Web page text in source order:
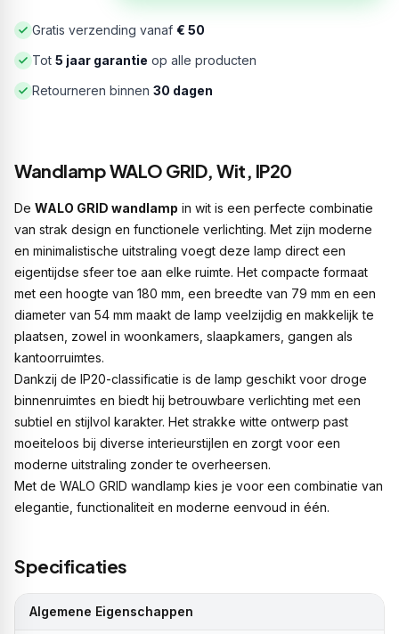
Gratis verzending vanaf € 50
Tot 5 jaar garantie op alle producten
Retourneren binnen 30 dagen
Wandlamp WALO GRID, Wit, IP20
De WALO GRID wandlamp in wit is een perfecte combinatie
van strak design en functionele verlichting. Met zijn moderne
en minimalistische uitstraling voegt deze lamp direct een
eigentijdse sfeer toe aan elke ruimte. Het compacte formaat
met een hoogte van 180 mm, een breedte van 79 mm en een
diameter van 54 mm maakt de lamp veelzijdig en makkelijk te
plaatsen, zowel in woonkamers, slaapkamers, gangen als
kantoorruimtes.
Dankzij de IP20-classificatie is de lamp geschikt voor droge
binnenruimtes en biedt hij betrouwbare verlichting met een
subtiel en stijlvol karakter. Het strakke witte ontwerp past
moeiteloos bij diverse interieurstijlen en zorgt voor een
moderne uitstraling zonder te overheersen.
Met de WALO GRID wandlamp kies je voor een combinatie van
elegantie, functionaliteit en moderne eenvoud in één.
Specificaties
Algemene Eigenschappen